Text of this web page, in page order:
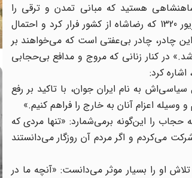
هستید که‌ مبانی‌ تمدن‌ و ترقی‌ را
برنامه‌ریزی‌ کرده‌ و شالوده‌ تحصیلات‌ و کسب‌ علوم‌ را برای‌ زنان‌ فراهم‌ آورد.» 3ــ پس‌ از شهریور 1320 که‌ رضاشاه‌ از کشور فرار کرد و احتمال‌
چادر بی‌عفتی‌ است‌ که‌ می‌خواهند بر
در کنار زنانی‌ که‌ مروج‌ و مدافع‌ بی‌حجابی‌
‌کرد:
پهلوی، در ماده‌ 25 مرامنامه‌ اولین‌ تشکل‌ سیاسی‌اش‌ به‌ نام‌ ایران‌ جوان، با تاکید بر رفع‌
اعزام‌ آنان‌ به‌ خارج‌ را فراهم‌ کنیم.»
حجاب‌ را این‌گونه‌ برمی‌‌شمارد: «تنها مردی‌ که‌
می‌کردم‌ و اگر مردم‌ آن‌ روزگار می‌دانستند
او را بسیار مو‌ثر می‌دانست: «آنچه‌ ما در